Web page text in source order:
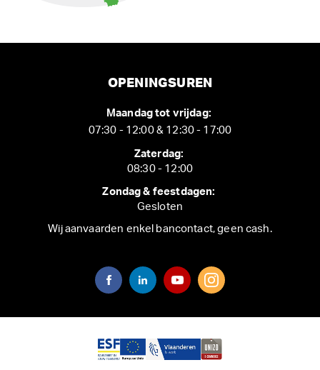
OPENINGSUREN
Maandag tot vrijdag:
07:30 - 12:00 & 12:30 - 17:00
Zaterdag:
08:30 - 12:00
Zondag & feestdagen:
Gesloten
Wij aanvaarden enkel bancontact, geen cash.